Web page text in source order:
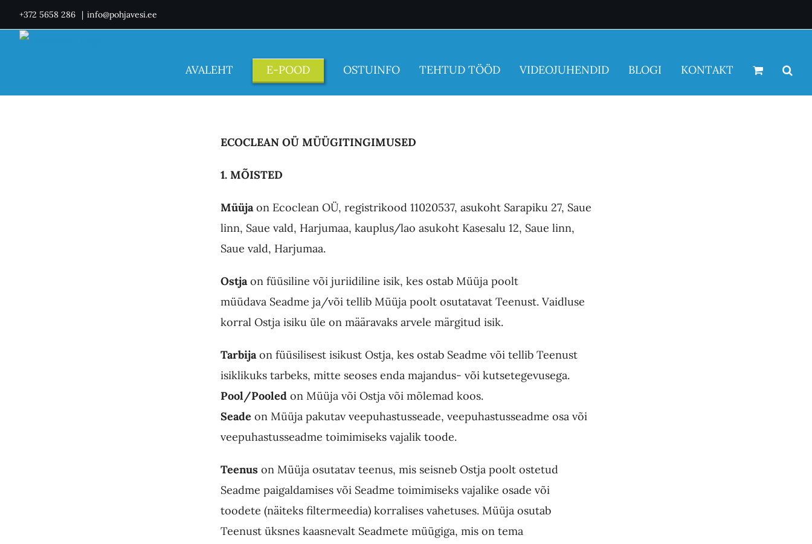
to
+372 5658 286 | info@pohjavesi.ee
AVALEHT E-POOD OSTUINFO TEHTUD TÖÖD VIDEOJUHENDID BLOGI KONTAKT
ECOCLEAN OÜ MÜÜGITINGIMUSED
1. MÕISTED
Müüjaon Ecoclean OÜ, registrikood 11020537, asukoht Sarapiku 27, Saue
linn, Saue vald, Harjumaa, kauplus/lao asukoht Kasesalu 12, Saue linn,
Saue vald, Harjumaa.
Ostjaon füüsiline või juriidiline isik, kes ostab Müüja poolt
müüdava Seadme ja/või tellib Müüja poolt osutatavat Teenust. Vaidluse
korral Ostja isiku üle on määravaks arvele märgitud isik.
Tarbijaon füüsilisest isikust Ostja, kes ostab Seadme või tellib Teenust
isiklikuks tarbeks, mitte seoses enda majandus- või kutsetegevusega.
Pool/Pooledon Müüja või Ostja või mõlemad koos.
Seade on Müüja pakutav veepuhastusseade, veepuhastusseadme osa või
veepuhastusseadme toimimiseks vajalik toode.
Teenuson Müüja osutatav teenus, mis seisneb Ostja poolt ostetud
Seadme paigaldamises või Seadme toimimiseks vajalike osade või
toodete (näiteks filtermeedia) korralises vahetuses. Müüja osutab
Teenust üksnes kaasnevalt Seadmete müügiga, mis on tema